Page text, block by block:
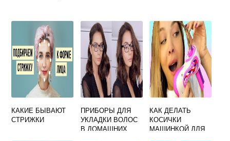
КАКИЕ БЫВАЮТ
СТРИЖКИ
ПРИБОРЫ ДЛЯ
УКЛАДКИ ВОЛОС
В ДОМАШНИХ
КАК ДЕЛАТЬ
КОСИЧКИ
МАШИНКОЙ ДЛЯ